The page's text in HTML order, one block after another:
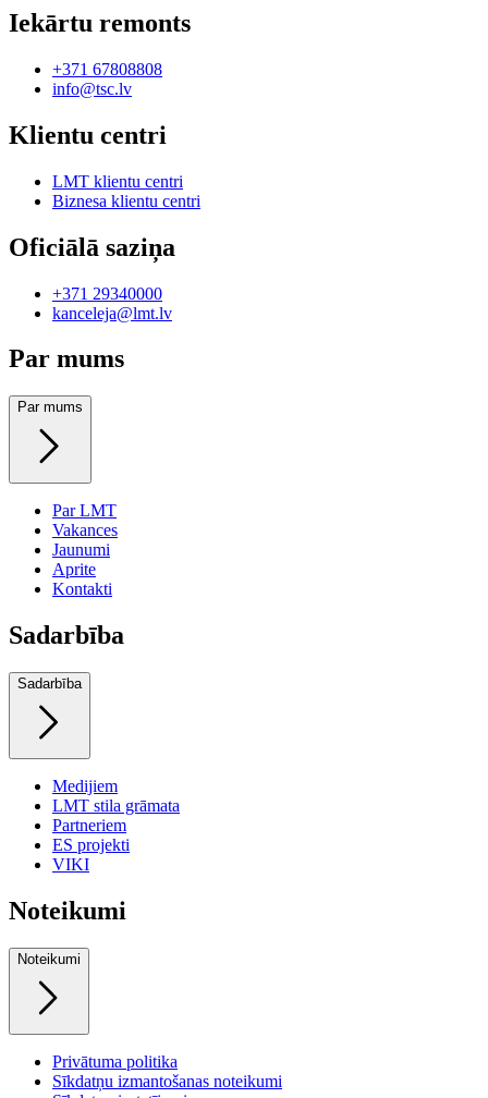
Iekārtu remonts
+371 67808808
info@tsc.lv
Klientu centri
LMT klientu centri
Biznesa klientu centri
Oficiālā saziņa
+371 29340000
kanceleja@lmt.lv
Par mums
Par mums
Par LMT
Vakances
Jaunumi
Aprite
Kontakti
Sadarbība
Sadarbība
Medijiem
LMT stila grāmata
Partneriem
ES projekti
VIKI
Noteikumi
Noteikumi
Privātuma politika
Sīkdatņu izmantošanas noteikumi